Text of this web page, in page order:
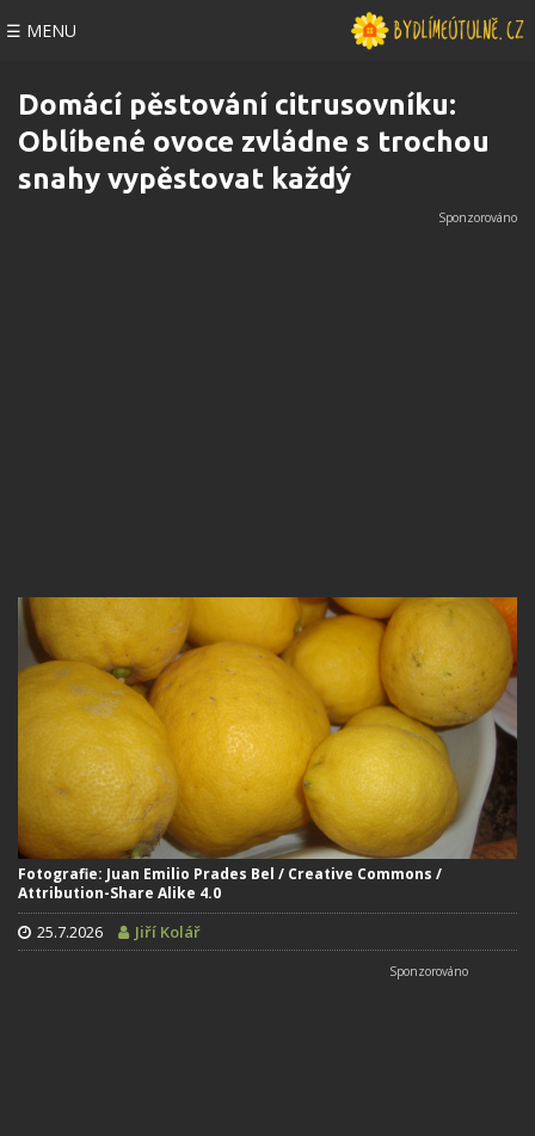
☰ MENU
Domácí pěstování citrusovníku:
Oblíbené ovoce zvládne s trochou
snahy vypěstovat každý
Fotografie: Juan Emilio Prades Bel / Creative Commons /
Attribution-Share Alike 4.0
25.7.2026 Jiří Kolář